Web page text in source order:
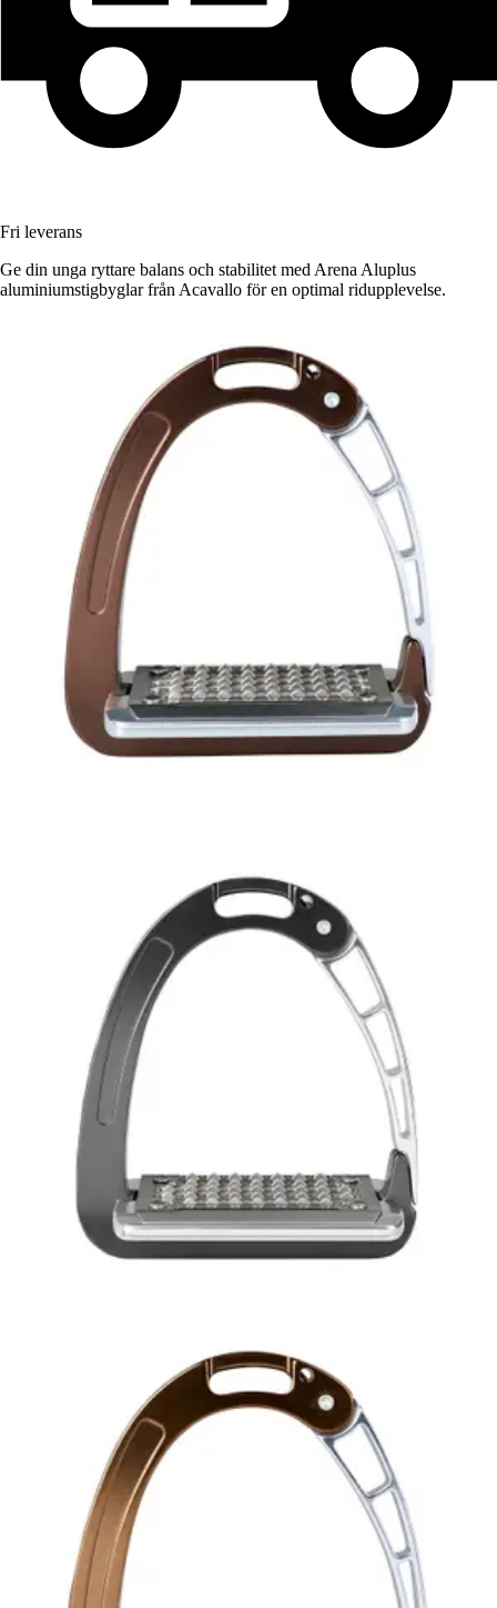
Fri leverans
Ge din unga ryttare balans och stabilitet med Arena Aluplus
aluminiumstigbyglar från Acavallo för en optimal ridupplevelse.